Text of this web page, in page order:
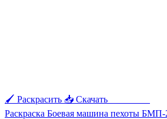
🖌 Раскрасить 📥 Скачать
Раскраска Боевая машина пехоты БМП-